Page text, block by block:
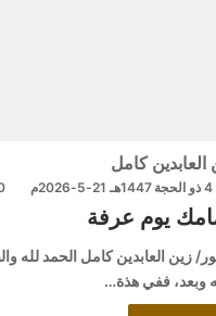
العابدين كامل
يوم عرفة
زين العابدين كامل الحمد لله
وبعد، ففي هذة…